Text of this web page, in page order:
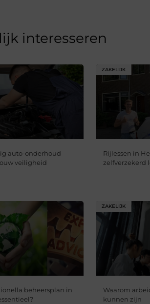
interesseren
auto-onderhoud
veiligheid
ZAKELIJK
Rijlessen in
zelfverzekerd
beheersplan in
ZAKELIJK
Waarom
kunnen zijn